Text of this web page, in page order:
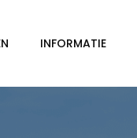
INFORMATIE